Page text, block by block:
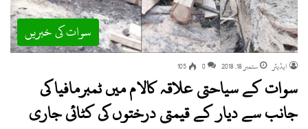
سوات کی خبریں
ایڈیٹر ستمبر 18, 2018 0
105
سوات کے سیاحتی علاقہ کالام میں ٹمبرمافیا کی
جانب سے دیار کے قیمتی درختوں کی کٹائی جاری